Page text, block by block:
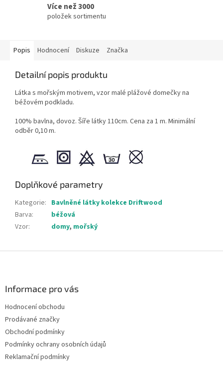
Více než 3000
položek sortimentu
Popis Hodnocení Diskuze Značka
Detailní popis produktu
Látka s mořským motivem, vzor malé plážové domečky na
béžovém podkladu.
100% bavlna, dovoz. Šíře látky 110cm. Cena za 1 m. Minimální
odběr 0,10 m.
Doplňkové parametry
Kategorie: Bavlněné látky kolekce Driftwood
Barva:
béžová
Vzor: domy, mořský
Informace pro vás
Hodnocení obchodu
Prodávané značky
Obchodní podmínky
Podmínky ochrany osobních údajů
Reklamační podmínky